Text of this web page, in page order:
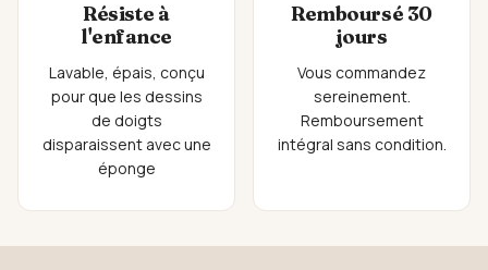
Résiste à
l'enfance
Lavable, épais, conçu
pour que les dessins
de doigts
disparaissent avec une
éponge
Remboursé 30
jours
Vous commandez
sereinement.
Remboursement
intégral sans condition.